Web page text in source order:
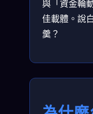
與「資金輪
佳載體。說
羹？